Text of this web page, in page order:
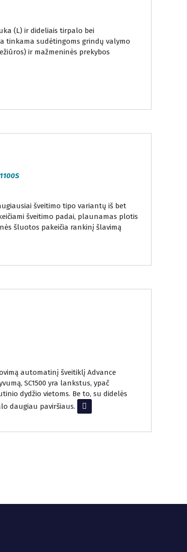
(L) ir dideliais tirpalo bei
tinkama sudėtingoms grindų valymo
ir mažmeninės prekybos
šveitimo tipo variantų iš bet
šveitimo padai, plaunamas plotis
šluotos pakeičia rankinį šlavimą
automatinį šveitiklį Advance
SC1500 yra lankstus, ypač
dydžio vietoms. Be to, su didelės
daugiau paviršiaus.
Read More